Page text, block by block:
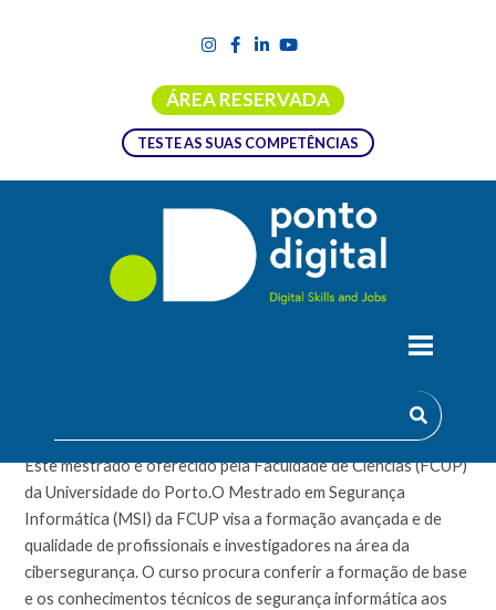
ÁREA RESERVADA
TESTE AS SUAS COMPETÊNCIAS
Este mestrado é oferecido pela Faculdade de Ciências (FCUP)
da Universidade do Porto.O Mestrado em Segurança
Informática (MSI) da FCUP visa a formação avançada e de
qualidade de profissionais e investigadores na área da
cibersegurança. O curso procura conferir a formação de base
e os conhecimentos técnicos de segurança informática aos